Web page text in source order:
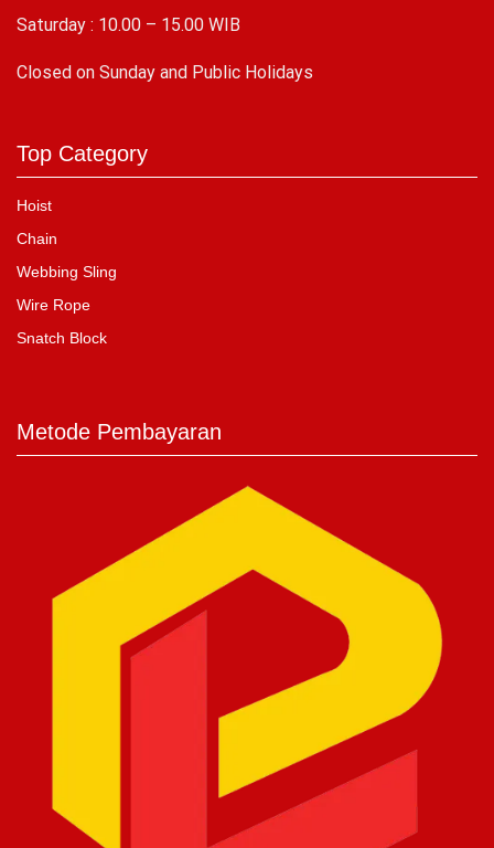
Saturday : 10.00 – 15.00 WIB
C losed on Sunday and Public Holidays
Top Category
Hoist
Chain
Webbing Sling
Wire Rope
Snatch Block
Metode Pembayaran